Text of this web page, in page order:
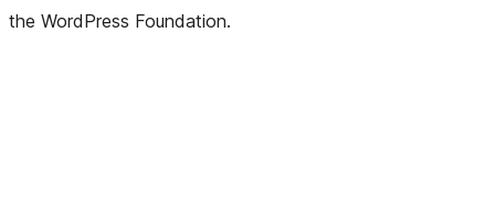
the WordPress Foundation.